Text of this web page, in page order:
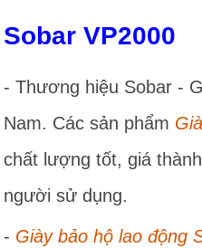
Sobar VP2000
- Thương hiệu Sobar -
Nam. Các sản phẩm
chất lượng tốt, giá
người sử dụng.
- Giày bảo hộ lao động